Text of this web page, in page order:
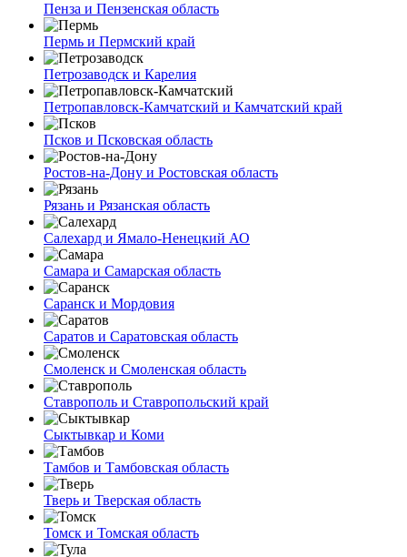
Пенза и Пензенская область
Пермь и Пермский край
Петрозаводск и Карелия
Петропавловск-Камчатский и Камчатский край
Псков и Псковская область
Ростов-на-Дону и Ростовская область
Рязань и Рязанская область
Салехард и Ямало-Ненецкий АО
Самара и Самарская область
Саранск и Мордовия
Саратов и Саратовская область
Смоленск и Смоленская область
Ставрополь и Ставропольский край
Сыктывкар и Коми
Тамбов и Тамбовская область
Тверь и Тверская область
Томск и Томская область